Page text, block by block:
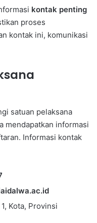
kontak penting
proses
kontak ini, komunikasi
satuan pelaksana
mendapatkan informasi
Informasi kontak
Kota, Provinsi